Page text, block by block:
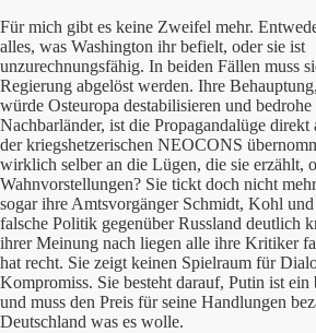
Für mich gibt es keine Zweifel mehr.
alles, was Washington ihr befielt, oder sie ist
unzurechnungsfähig. In beiden Fällen muss
Regierung abgelöst werden. Ihre
würde Osteuropa destabilisieren und bedrohe
Nachbarländer, ist die Propagandalüge direkt
der kriegshetzerischen NEOCONS
wirklich selber an die Lügen, die sie erzählt,
Wahnvorstellungen? Sie tickt doch nicht
sogar ihre Amtsvorgänger Schmidt, Kohl
falsche Politik gegenüber Russland deutlich
ihrer Meinung nach liegen alle ihre Kritiker
hat recht. Sie zeigt keinen Spielraum für
Kompromiss. Sie besteht darauf, Putin ist ein
und muss den Preis für seine Handlungen
Deutschland was es wolle.